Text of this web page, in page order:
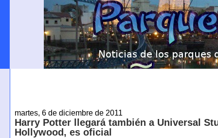
martes, 6 de diciembre de 2011
Harry Potter llegará también a Universal
Hollywood, es oficial